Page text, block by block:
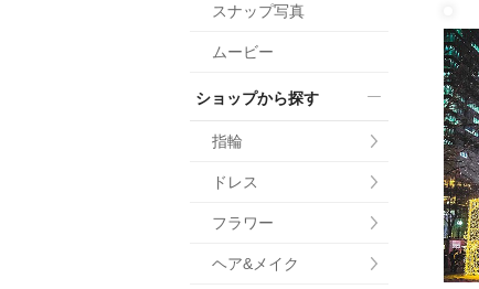
スナップ写真
ムービー
ショップから探す
指輪
ドレス
フラワー
ヘア&メイク